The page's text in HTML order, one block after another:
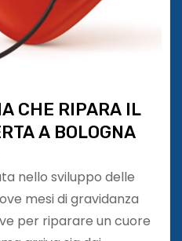
CHE RIPARA IL
A BOLOGNA
nello sviluppo delle
mesi di gravidanza
per riparare un cuore